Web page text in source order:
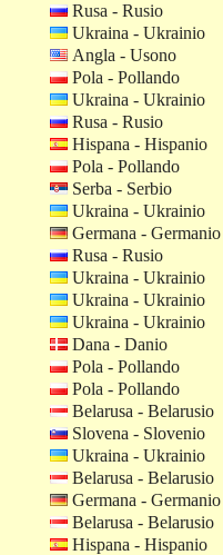
Rusa - Rusio
Ukraina - Ukrainio
Angla - Usono
Pola - Pollando
Ukraina - Ukrainio
Rusa - Rusio
Hispana - Hispanio
Pola - Pollando
Serba - Serbio
Ukraina - Ukrainio
Germana - Germanio
Rusa - Rusio
Ukraina - Ukrainio
Ukraina - Ukrainio
Ukraina - Ukrainio
Dana - Danio
Pola - Pollando
Pola - Pollando
Belarusa - Belarusio
Slovena - Slovenio
Ukraina - Ukrainio
Belarusa - Belarusio
Germana - Germanio
Belarusa - Belarusio
Hispana - Hispanio